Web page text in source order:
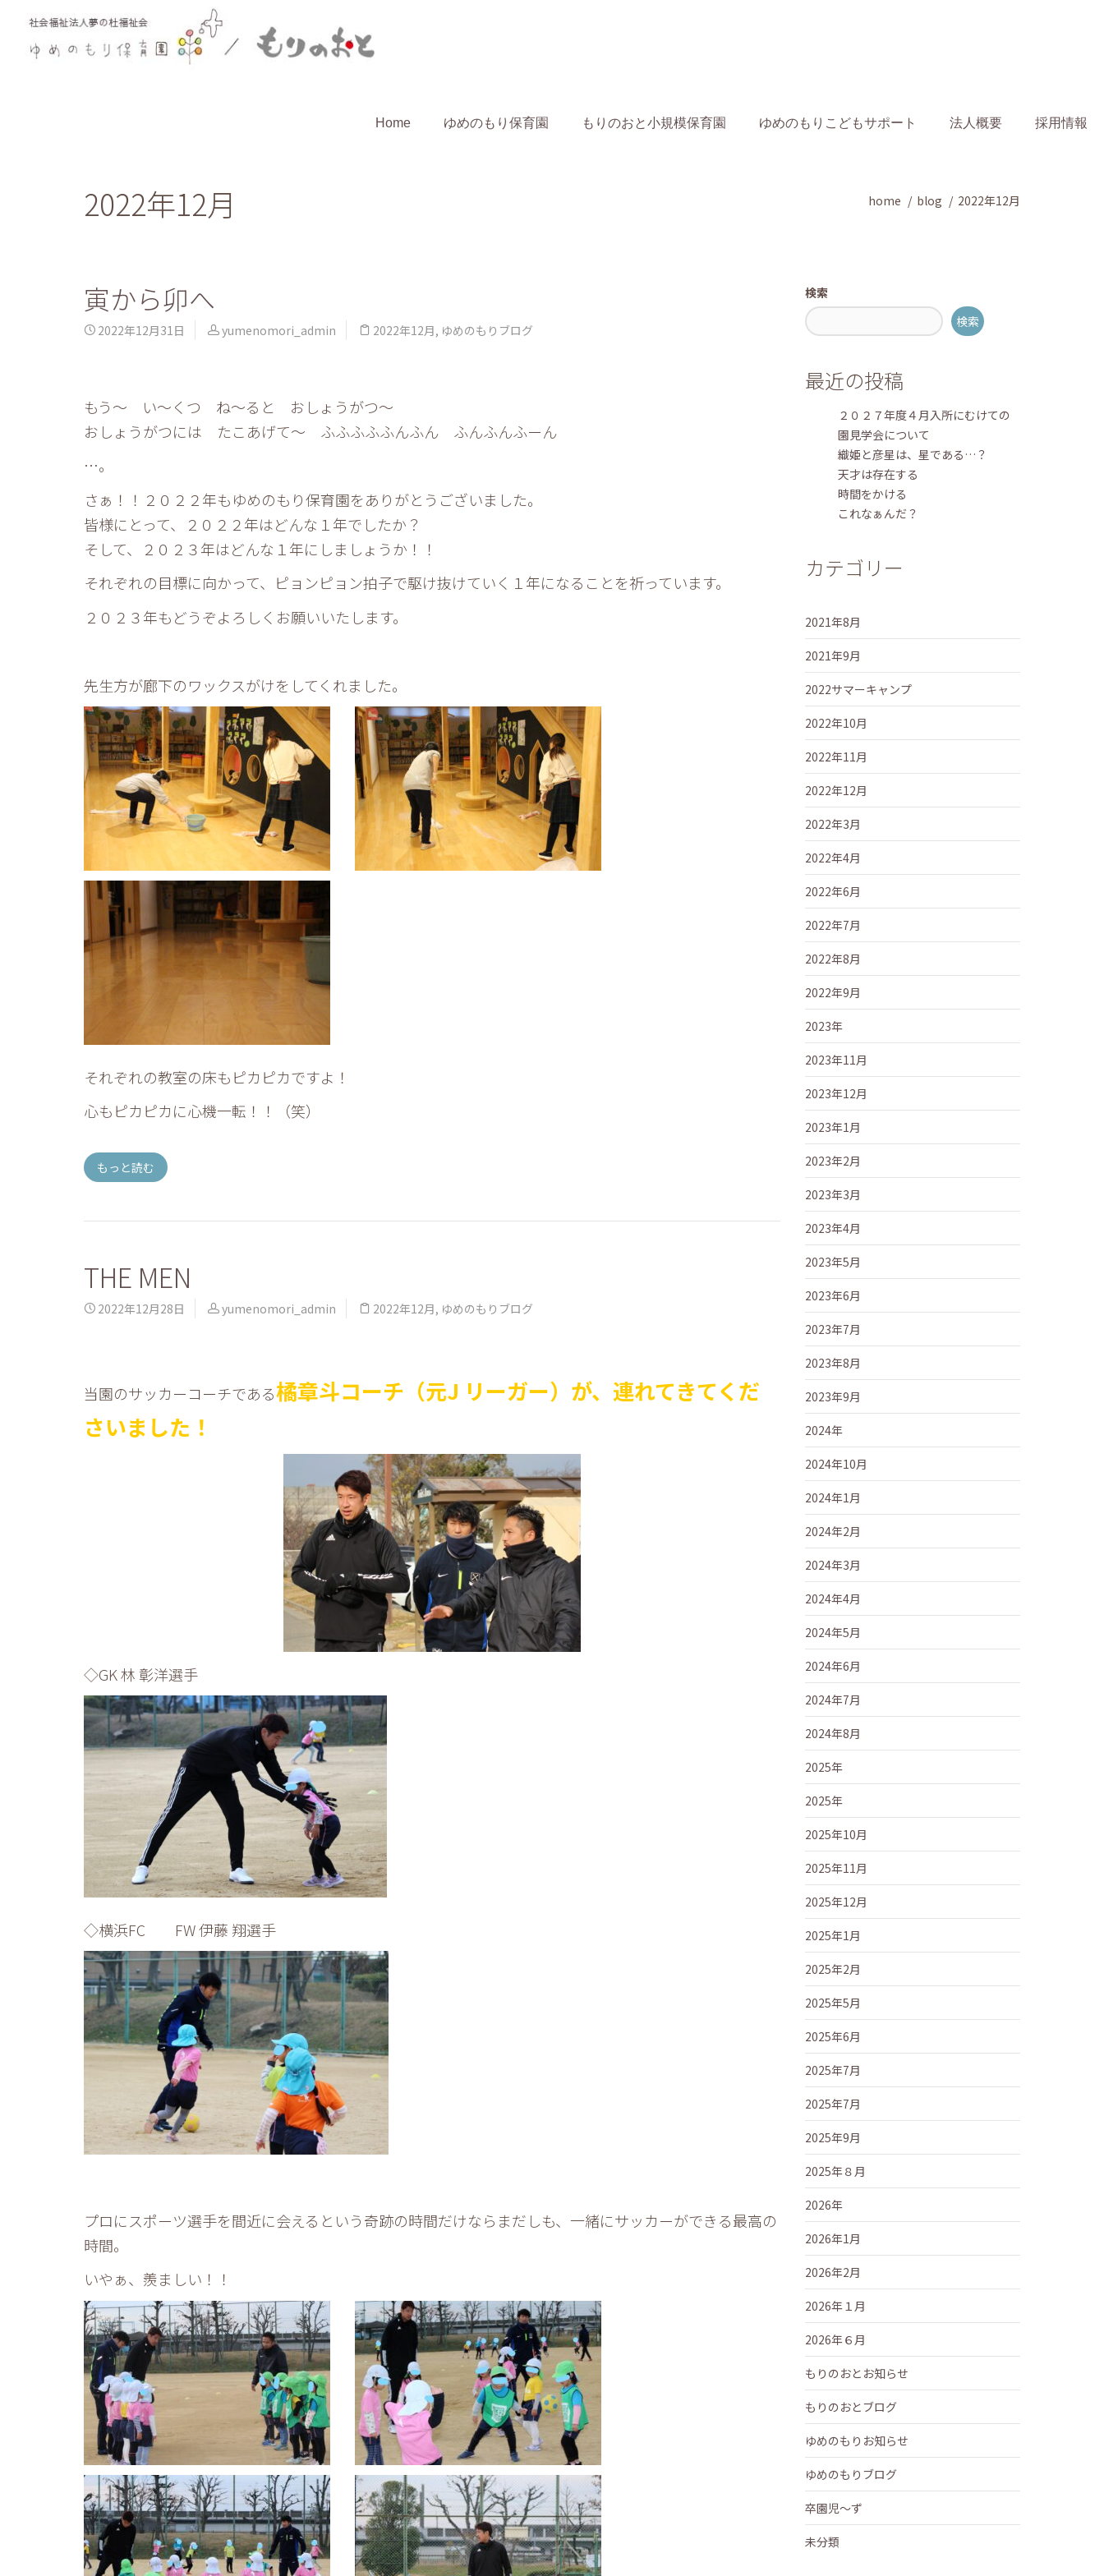
Home ゆめのもり保育園 もりのおと小規模保育園 ゆめのもりこどもサポート 法人概要 採用情報
2022年12月 home blog 2022年12月
寅から卯へ
2022年12月31日 yumenomori_admin 2022年12月, ゆめのもりブログ
もう～ い～くつ ね～ると おしょうがつ～
おしょうがつには たこあげて～ ふふふふふんふん ふんふんふーん
…。
さぁ！！２０２２年もゆめのもり保育園をありがとうございました。
皆様にとって、２０２２年はどんな１年でしたか？
そして、２０２３年はどんな１年にしましょうか！！
それぞれの目標に向かって、ピョンピョン拍子で駆け抜けていく１年になることを祈っています。
２０２３年もどうぞよろしくお願いいたします。
先生方が廊下のワックスがけをしてくれました。
それぞれの教室の床もピカピカですよ！
心もピカピカに心機一転！！（笑）
もっと読む
THE MEN
2022年12月28日 yumenomori_admin 2022年12月, ゆめのもりブログ
当園のサッカーコーチである橘章斗コーチ（元J リーガー）が、連れてきてくだ
さいました！
◇GK 林 彰洋選手
◇横浜FC FW 伊藤 翔選手
プロにスポーツ選手を間近に会えるという奇跡の時間だけならまだしも、一緒にサッカーができる最高の
時間。
いやぁ、羨ましい！！
検索
検索
最近の投稿
２０２７年度４月入所にむけての
園見学会について
織姫と彦星は、星である…？
天才は存在する
時間をかける
これなぁんだ？
カテゴリー
2021年8月
2021年9月
2022サマーキャンプ
2022年10月
2022年11月
2022年12月
2022年3月
2022年4月
2022年6月
2022年7月
2022年8月
2022年9月
2023年
2023年11月
2023年12月
2023年1月
2023年2月
2023年3月
2023年4月
2023年5月
2023年6月
2023年7月
2023年8月
2023年9月
2024年
2024年10月
2024年1月
2024年2月
2024年3月
2024年4月
2024年5月
2024年6月
2024年7月
2024年8月
2025年
2025年
2025年10月
2025年11月
2025年12月
2025年1月
2025年2月
2025年5月
2025年6月
2025年7月
2025年7月
2025年9月
2025年８月
2026年
2026年1月
2026年2月
2026年１月
2026年６月
もりのおとお知らせ
もりのおとブログ
ゆめのもりお知らせ
ゆめのもりブログ
卒園児～ず
未分類